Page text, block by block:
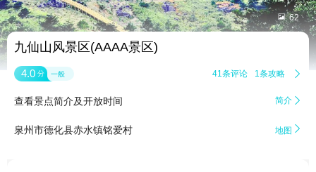
 62
九仙山风景区(AAAA景区)
4.0 分 一般 41条评论 1条攻略 
查看景点简介及开放时间 简介 
泉州市德化县赤水镇铭爱村 地图 